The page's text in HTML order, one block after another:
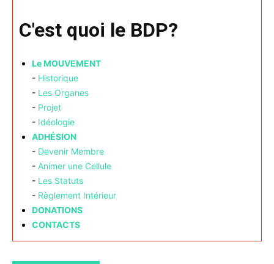
C'est quoi le BDP?
Le MOUVEMENT
- Historique
- Les Organes
- Projet
- Idéologie
ADHÉSION
- Devenir Membre
- Animer une Cellule
- Les Statuts
- Règlement Intérieur
DONATIONS
CONTACTS